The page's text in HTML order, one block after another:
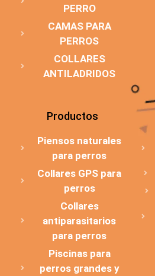
PERRO
CAMAS PARA
PERROS
COLLARES
ANTILADRIDOS
Productos
Piensos naturales
para perros
Collares GPS para
perros
Collares
antiparasitarios
para perros
Piscinas para
perros grandes y